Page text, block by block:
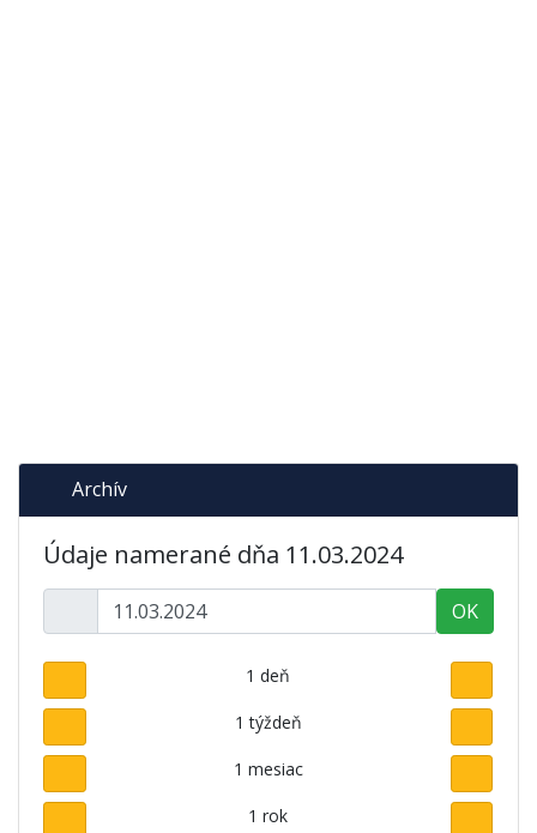
Archív
Údaje namerané dňa 11.03.2024
OK
1 deň
1 týždeň
1 mesiac
1 rok